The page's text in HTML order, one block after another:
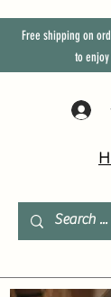
Free shipping on
to enjoy